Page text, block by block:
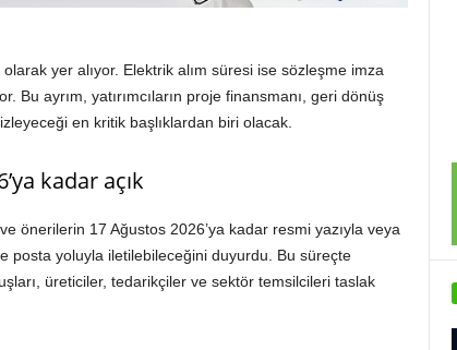
yer alıyor. Elektrik alım süresi ise sözleşme imza
Bu ayrım, yatırımcıların proje finansmanı, geri dönüş
en kritik başlıklardan biri olacak.
kadar açık
önerilerin 17 Ağustos 2026’ya kadar resmi yazıyla veya
posta yoluyla iletilebileceğini duyurdu. Bu süreçte
üreticiler, tedarikçiler ve sektör temsilcileri taslak